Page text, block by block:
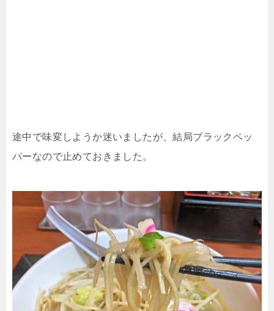
途中で味変しようか迷いましたが、結局ブラックペッ
パーなので止めておきました。